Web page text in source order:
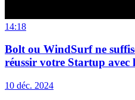
14:18
Bolt ou WindSurf ne
réussir votre Startup avec
10 déc. 2024